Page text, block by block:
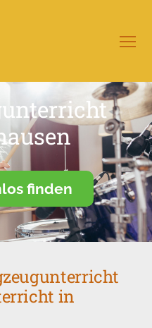
finden
in